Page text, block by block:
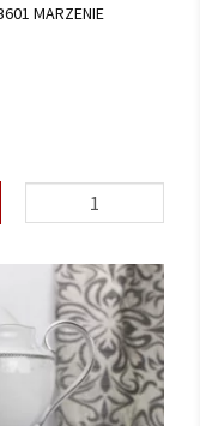
MARZENIE